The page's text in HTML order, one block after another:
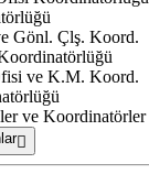
Gönl. Çlş. Koord.
ve K.M. Koord.
ve Koordinatörler